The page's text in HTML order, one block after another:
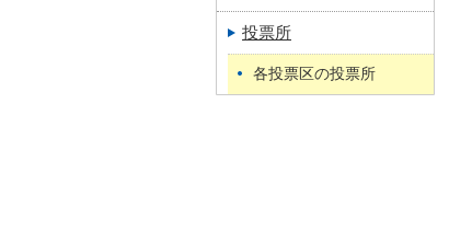
投票所
各投票区の投票所